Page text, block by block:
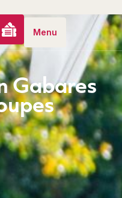
Menu
Gabares